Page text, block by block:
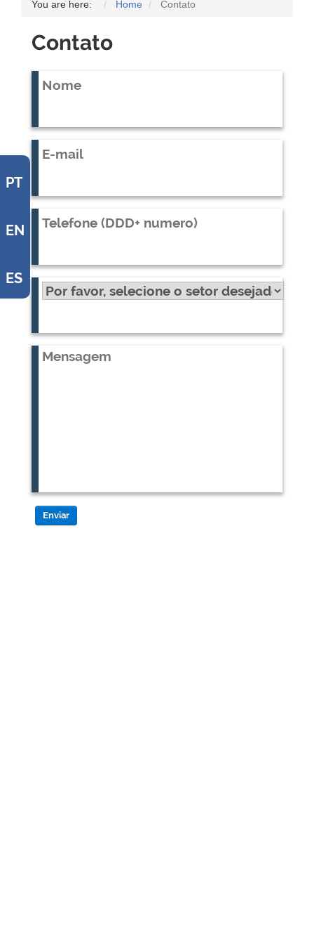
PT
EN
ES
You are here: Home Contato
Contato
Enviar